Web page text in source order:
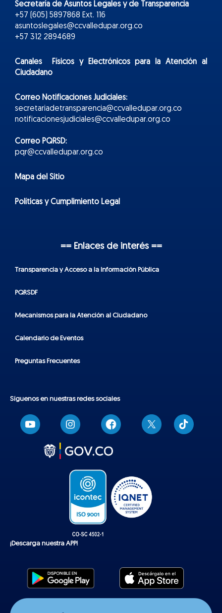
Secretaría de Asuntos Legales y de Transparencia
+57 (605) 5897868 Ext. 116
asuntoslegales@ccvalledupar.org.co
+57 312 2894689
Canales Físicos yElectrónicospara la Atención al
Ciudadano
Correo Notificaciones Judiciales:
secretariadetransparencia@ccvalledupar.org.co
notificacionesjudiciales@ccvalledupar.org.co
Correo PQRSD:
pqr@ccvalledupar.org.co
Mapa del Sitio
Políticas y Cumplimiento Legal
== Enlaces de interés ==
Transparencia y Acceso a la Información Pública
PQRSDF
Mecanismos para la Atención al Ciudadano
Calendario de Eventos
Preguntas Frecuentes
Síguenos en nuestras redes sociales
T
i
k
¡Descarga nuestra APP!